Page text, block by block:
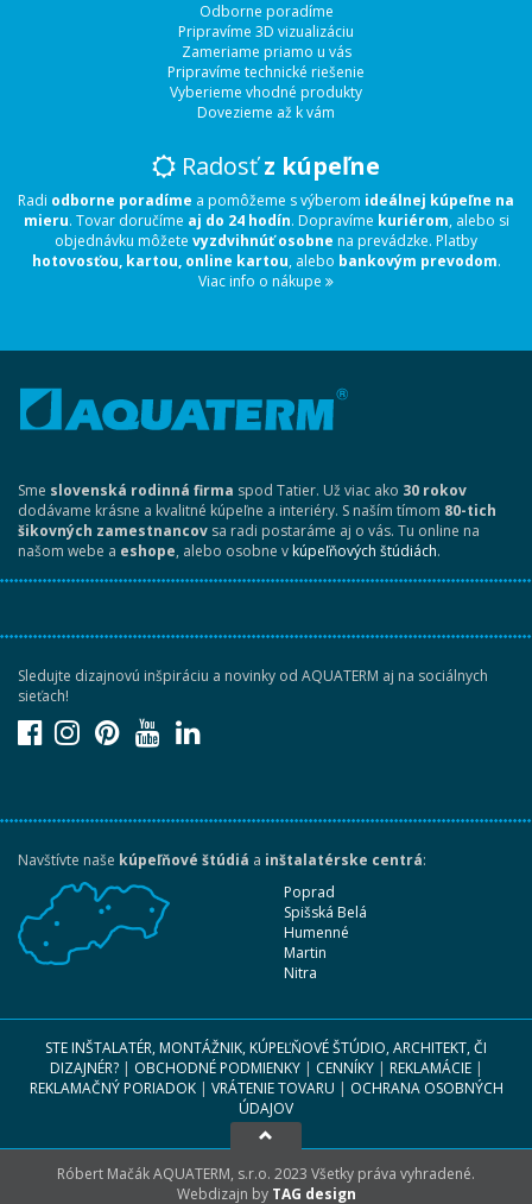
Odborne poradíme
Pripravíme 3D vizualizáciu
Zameriame priamo u vás
Pripravíme technické riešenie
Vyberieme vhodné produkty
Dovezieme až k vám
Radosťz kúpeľne
Radi odborne poradíme a pomôžeme s výberom ideálnej kúpeľne na
mieru. Tovar doručíme aj do 24 hodín. Dopravíme kuriérom, alebo si
objednávku môžete vyzdvihnúť osobne na prevádzke. Platby
hotovosťou, kartou, online kartou, alebo bankovým prevodom.
Viac info o nákupe
Sme slovenská rodinná firma spod Tatier. Už viac ako 30 rokov
dodávame krásne a kvalitné kúpeľne a interiéry. S naším tímom 80-tich
šikovných zamestnancov sa radi postaráme aj o vás. Tu online na
našom webe a eshope, alebo osobne vkúpeľňových štúdiách.
Sledujte dizajnovú inšpiráciu a novinky od AQUATERM aj na sociálnych
sieťach!
Navštívte naše kúpeľňové štúdiá a inštalatérske centrá:
Poprad
Spišská Belá
Humenné
Martin
Nitra
STE INŠTALATÉR, MONTÁŽNIK, KÚPEĽŇOVÉ ŠTÚDIO, ARCHITEKT, ČI
DIZAJNÉR?| OBCHODNÉ PODMIENKY| CENNÍKY| REKLAMÁCIE|
REKLAMAČNÝ PORIADOK| VRÁTENIE TOVARU | OCHRANA OSOBNÝCH
ÚDAJOV
Róbert Mačák AQUATERM, s.r.o. 2023 Všetky práva vyhradené.
Webdizajn by TAG design